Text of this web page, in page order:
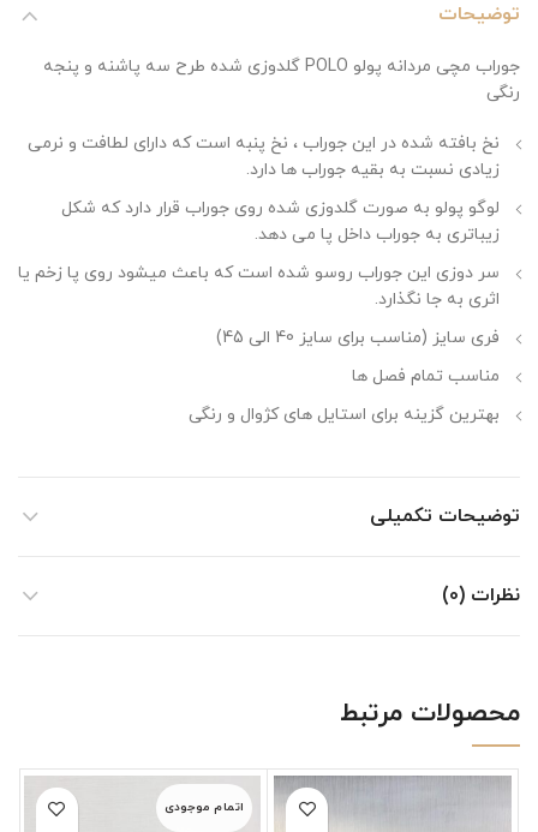
توضیحات
جوراب مچی مردانه پولو POLO گلدوزی شده طرح سه پاشنه و پنجه
رنگی
نخ بافته شده در این جوراب ، نخ پنبه است که دارای لطافت و نرمی
زیادی نسبت به بقیه جوراب ها دارد.
لوگو پولو به صورت گلدوزی شده روی جوراب قرار دارد که شکل
زیباتری به جوراب داخل پا می دهد.
سر دوزی این جوراب روسو شده است که باعث میشود روی پا زخم یا
اثری به جا نگذارد.
فری سایز (مناسب برای سایز 40 الی 45)
مناسب تمام فصل ها
بهترین گزینه برای استایل های کژوال و رنگی
توضیحات تکمیلی
نظرات (0)
محصولات مرتبط
اتمام موجودی